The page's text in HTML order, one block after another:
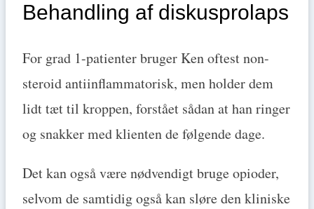
Behandling af diskusprolaps
For grad 1-patienter bruger Ken oftest non-
steroid antiinflammatorisk, men holder dem
lidt tæt til kroppen, forstået sådan at han ringer
og snakker med klienten de følgende dage.
Det kan også være nødvendigt bruge opioder,
selvom de samtidig også kan sløre den kliniske